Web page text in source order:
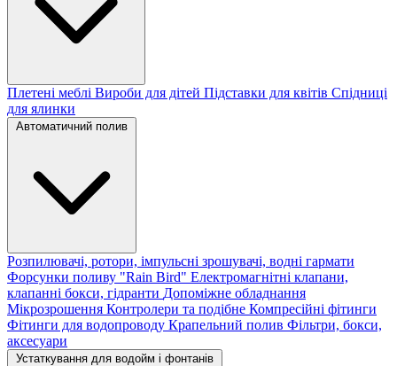
Плетені меблі Вироби для дітей Підставки для квітів Спідниці
для ялинки
Автоматичний полив
Розпилювачі, ротори, імпульсні зрошувачі, водні гармати
Форсунки поливу "Rain Bird" Електромагнітні клапани,
клапанні бокси, гідранти Допоміжне обладнання
Мікрозрошення Контролери та подібне Компресійні фітинги
Фітинги для водопроводу Крапельний полив Фільтри, бокси,
аксесуари
Устаткування для водойм і фонтанів